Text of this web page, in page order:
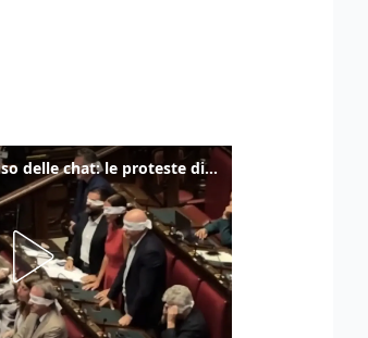
Delmastro, negato l'uso delle chat: le proteste di Avs e M5s